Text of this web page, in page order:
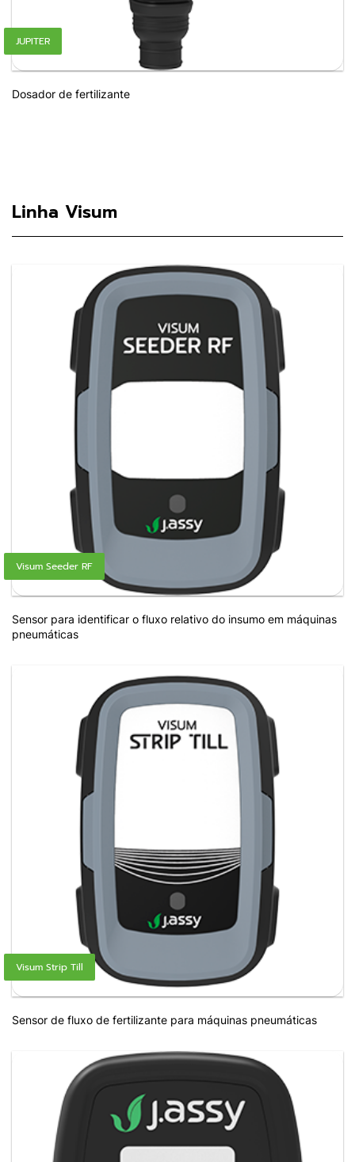
JUPITER
Dosador de fertilizante
Linha Visum
Visum Seeder RF
Sensor para identificar o fluxo relativo do insumo em máquinas
pneumáticas
Visum Strip Till
Sensor de fluxo de fertilizante para máquinas pneumáticas